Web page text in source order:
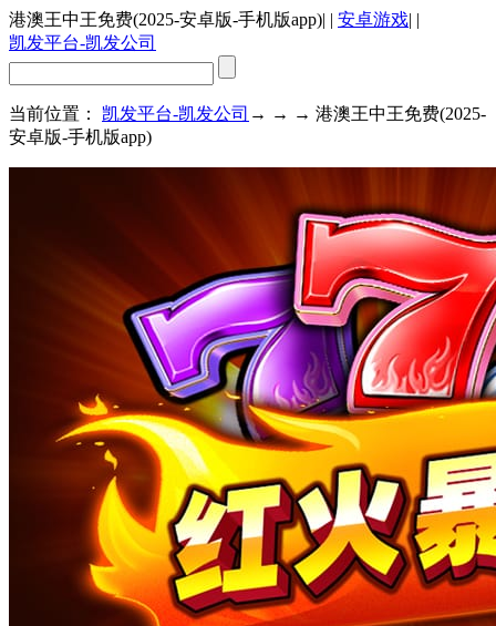
港澳王中王免费(2025-安卓版-手机版app)| | 安卓游戏| |
凯发平台-凯发公司
当前位置： 凯发平台-凯发公司 → → → 港澳王中王免费(2025-
安卓版-手机版app)